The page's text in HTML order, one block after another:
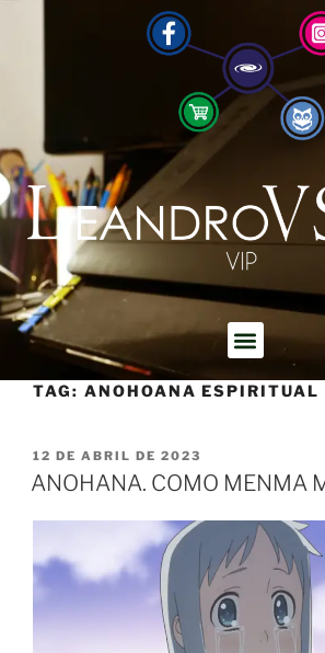
TAG: ANOHOANA ESPIRITUAL
12 DE ABRIL DE 2023
ANOHANA. COMO MENMA